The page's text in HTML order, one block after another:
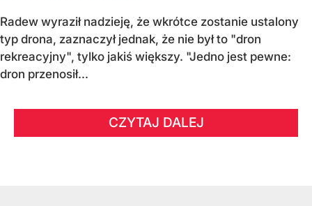
Radew wyraził nadzieję, że wkrótce zostanie ustalony
typ drona, zaznaczył jednak, że nie był to "dron
rekreacyjny", tylko jakiś większy. "Jedno jest pewne:
dron przenosił...
CZYTAJ DALEJ